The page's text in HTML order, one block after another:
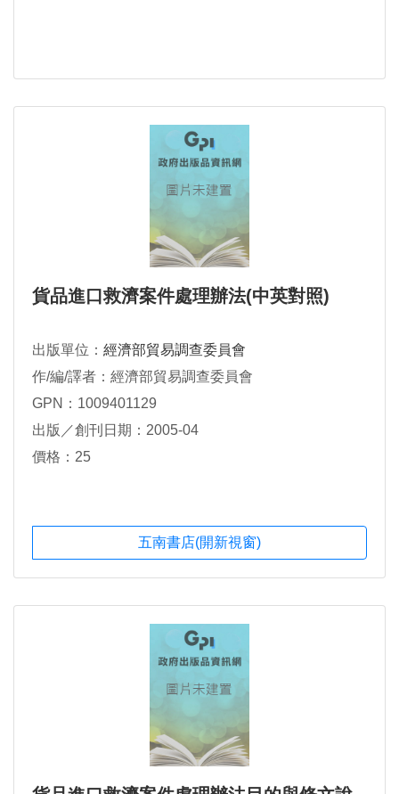
貨品進口救濟案件處理辦法(中英對照)
出版單位： 經濟部貿易調查委員會
作/編/譯者：經濟部貿易調查委員會
GPN：1009401129
出版／創刊日期：2005-04
價格：25
五南書店(開新視窗)